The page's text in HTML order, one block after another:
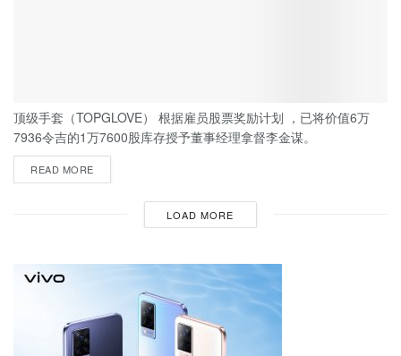
顶级手套（TOPGLOVE） 根据雇员股票奖励计划 ，已将价值6万
7936令吉的1万7600股库存授予董事经理拿督李金谋。
READ MORE
LOAD MORE